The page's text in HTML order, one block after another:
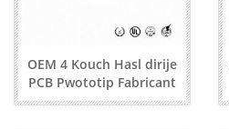
OEM 4 Kouch Hasl dirije
PCB Pwototip Fabricant